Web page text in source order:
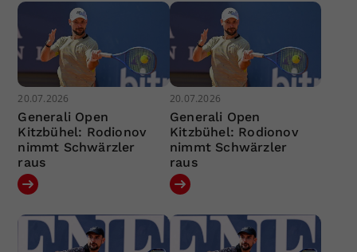
20.07.2026
Generali Open
Kitzbühel: Rodionov
nimmt Schwärzler
raus
20.07.2026
Generali Open
Kitzbühel: Rodionov
nimmt Schwärzler
raus